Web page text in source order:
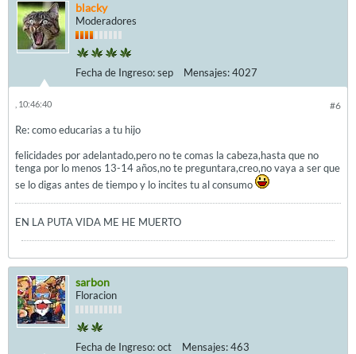
blacky
Moderadores
Fecha de Ingreso:sep Mensajes:4027
#6
, 10:46:40
Re: como educarias a tu hijo
felicidades por adelantado,pero no te comas la cabeza,hasta que no
tenga por lo menos 13-14 años,no te preguntara,creo,no vaya a ser que
se lo digas antes de tiempo y lo incites tu al consumo
EN LA PUTA VIDA ME HE MUERTO
sarbon
Floracion
Fecha de Ingreso:oct Mensajes:463